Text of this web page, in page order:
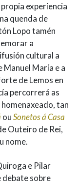
experiencia
quenda de
Lopo tamén
a
cultural a
María e a
de Lemos en
percorrerá as
tan
ouSonetos á Casa
Outeiro de Rei,
nome.
e Pilar
debate sobre